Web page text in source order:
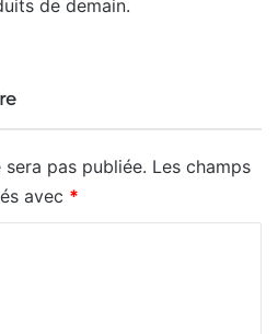
de demain.
pas publiée. Les champs
avec *